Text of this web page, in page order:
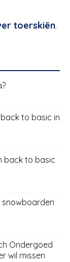
toerskiën.
to basic in
back to basic
snowboarden
Ondergoed
wil missen